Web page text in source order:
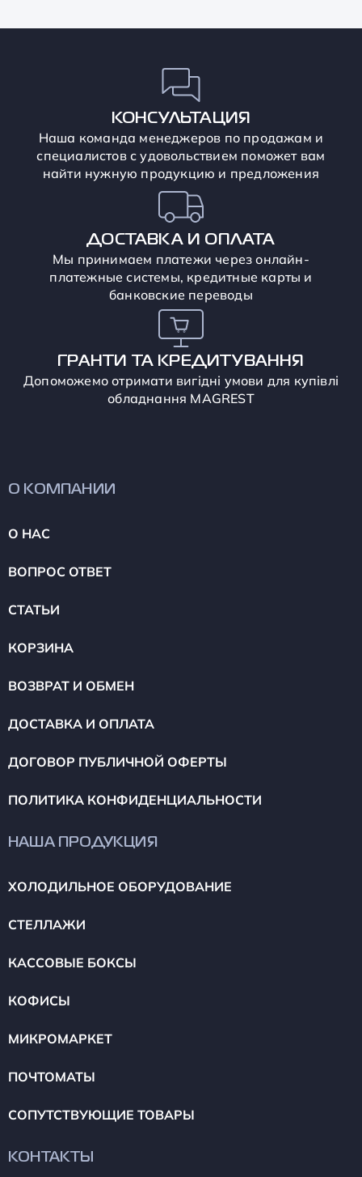
КОНСУЛЬТАЦИЯ
Наша команда менеджеров по продажам и
специалистов с удовольствием поможет вам
найти нужную продукцию и предложения
ДОСТАВКА И ОПЛАТА
Мы принимаем платежи через онлайн-
платежные системы, кредитные карты и
банковские переводы
ГРАНТИ ТА КРЕДИТУВАННЯ
Допоможемо отримати вигідні умови для купівлі
обладнання MAGREST
О КОМПАНИИ
О НАС
ВОПРОС ОТВЕТ
СТАТЬИ
КОРЗИНА
ВОЗВРАТ И ОБМЕН
ДОСТАВКА И ОПЛАТА
ДОГОВОР ПУБЛИЧНОЙ ОФЕРТЫ
ПОЛИТИКА КОНФИДЕНЦИАЛЬНОСТИ
НАША ПРОДУКЦИЯ
ХОЛОДИЛЬНОЕ ОБОРУДОВАНИЕ
СТЕЛЛАЖИ
КАССОВЫЕ БОКСЫ
КОФИСЫ
МИКРОМАРКЕТ
ПОЧТОМАТЫ
СОПУТСТВУЮЩИЕ ТОВАРЫ
КОНТАКТЫ